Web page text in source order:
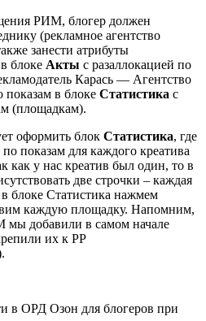
РИМ, блогер должен
(рекламное агентство
занести атрибуты
блоке Акты с разаллокацией по
Карась — Агентство
показам в блоке Статистика с
(площадкам).
оформить блок Статистика, где
показам для каждого креатива
как у нас креатив был один, то в
две строчки – каждая
блоке Статистика нажмем
каждую площадку. Напомним,
добавили в самом начале
их к РР